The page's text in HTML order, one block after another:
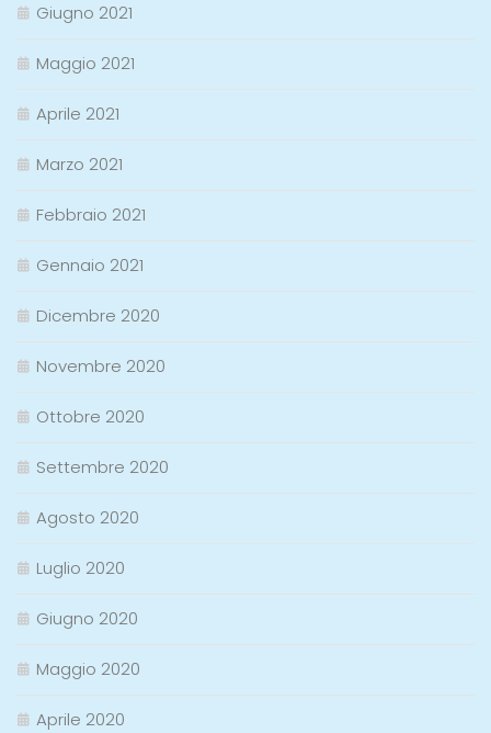
Giugno 2021
Maggio 2021
Aprile 2021
Marzo 2021
Febbraio 2021
Gennaio 2021
Dicembre 2020
Novembre 2020
Ottobre 2020
Settembre 2020
Agosto 2020
Luglio 2020
Giugno 2020
Maggio 2020
Aprile 2020